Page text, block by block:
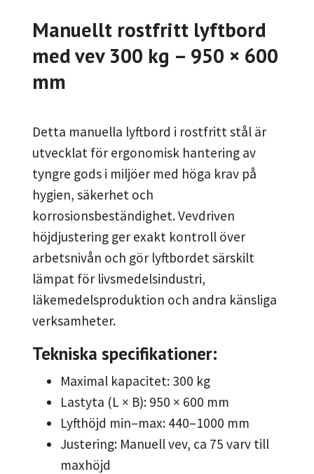
Manuellt rostfritt lyftbord
med vev 300 kg – 950 × 600
mm
Detta manuella lyftbord i rostfritt stål är
utvecklat för ergonomisk hantering av
tyngre gods i miljöer med höga krav på
hygien, säkerhet och
korrosionsbeständighet. Vevdriven
höjdjustering ger exakt kontroll över
arbetsnivån och gör lyftbordet särskilt
lämpat för livsmedelsindustri,
läkemedelsproduktion och andra känsliga
verksamheter.
Tekniska specifikationer:
Maximal kapacitet: 300 kg
Lastyta (L × B): 950 × 600 mm
Lyfthöjd min–max: 440–1000 mm
Justering: Manuell vev, ca 75 varv till
maxhöjd